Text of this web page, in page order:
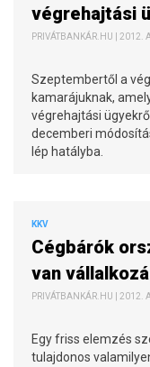
végrehajtási
PRIVÁTBANKÁR.HU | 2012.
Szeptembertől a
kamarájuknak,
végrehajtási
decemberi
lép hatályba.
KKV
Cégbárók
van
PRIVÁTBANKÁR.HU | 2012.
Egy friss elemzés
tulajdonos